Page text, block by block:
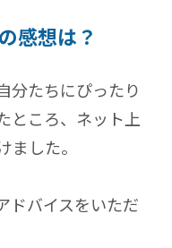
感想は？
分たちにぴったり
ところ、ネット上
した。
ドバイスをいただ